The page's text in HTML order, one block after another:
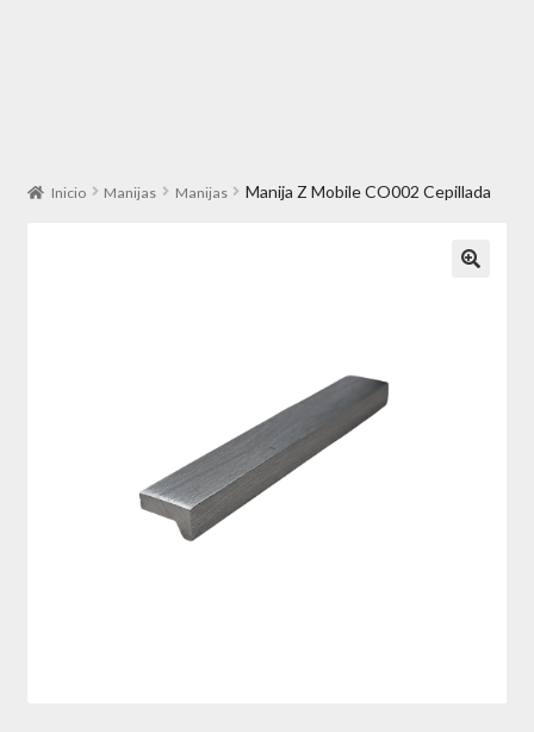
Inicio Manijas Manijas Manija Z Mobile CO002 Cepillada